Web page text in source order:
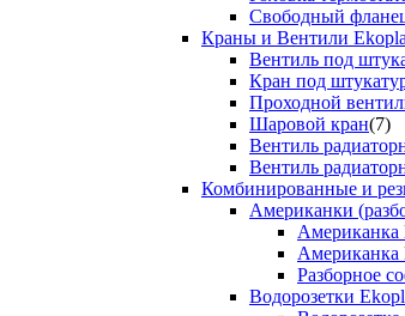
Свободный
Краны и Вентили
Вентиль под
Кран под
Проходной
Шаровой кран(7)
Вентиль
Вентиль
Комбинированные и
Американки
Разборное
Водорозетки